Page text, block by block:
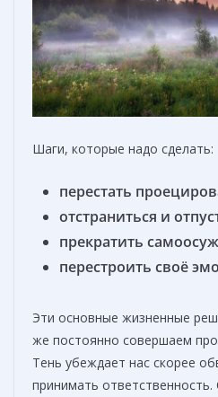
Шаги, которые надо сделать:
перестать
отстраниться и
прекратить
перестроить своё
Эти основные жизненные
же постоянно совершаем
Тень убеждает нас скорее
принимать